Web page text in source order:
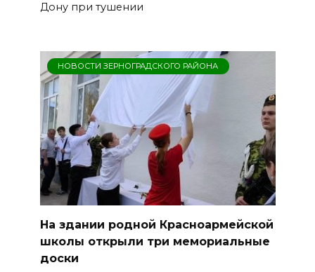
Дону при тушении
НОВОСТИ ЗЕРНОГРАДСКОГО РАЙОНА
На здании родной Красноармейской
школы открыли три мемориальные
доски